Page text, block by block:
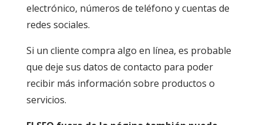
electrónico, números de teléfono y cuentas de
redes sociales.
Si un cliente compra algo en línea, es probable
que deje sus datos de contacto para poder
recibir más información sobre productos o
servicios.